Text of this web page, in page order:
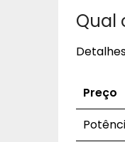
Qual
Preço